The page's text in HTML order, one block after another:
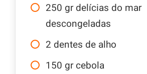
250 gr delícias do mar
descongeladas
2 dentes de alho
150 gr cebola